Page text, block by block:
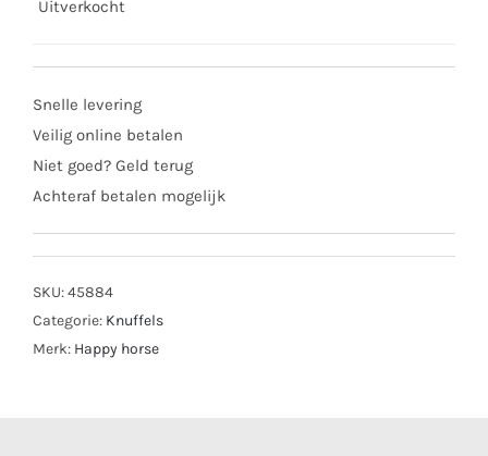
Uitverkocht
Snelle levering
Veilig online betalen
Niet goed? Geld terug
Achteraf betalen mogelijk
SKU:45884
Categorie: Knuffels
Merk: Happy horse